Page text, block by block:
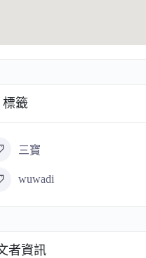
標籤
三寶
wuwadi
者資訊